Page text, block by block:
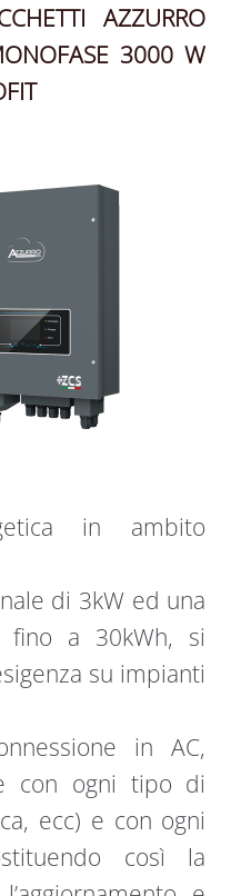
AZZURRO
3000 W
in ambito
di 3kW ed una
fino a 30kWh, si
su impianti
in AC,
con ogni tipo di
ecc) e con ogni
così la